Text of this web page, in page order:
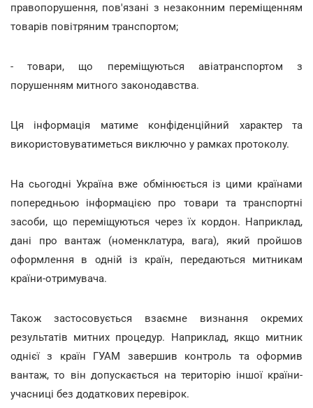
правопорушення, пов'язані з незаконним переміщенням
товарів повітряним транспортом;
- товари, що переміщуються авіатранспортом з
порушенням митного законодавства.
Ця інформація матиме конфіденційний характер та
використовуватиметься виключно у рамках протоколу.
На сьогодні Україна вже обмінюється із цими країнами
попередньою інформацією про товари та транспортні
засоби, що переміщуються через їх кордон. Наприклад,
дані про вантаж (номенклатура, вага), який пройшов
оформлення в одній із країн, передаються митникам
країни-отримувача.
Також застосовується взаємне визнання окремих
результатів митних процедур. Наприклад, якщо митник
однієї з країн ГУАМ завершив контроль та оформив
вантаж, то він допускається на територію іншої країни-
учасниці без додаткових перевірок.